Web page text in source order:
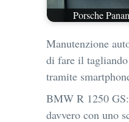
Porsche
Manutenzione
di fare il
tramite
BMW R 1250
davvero con uno